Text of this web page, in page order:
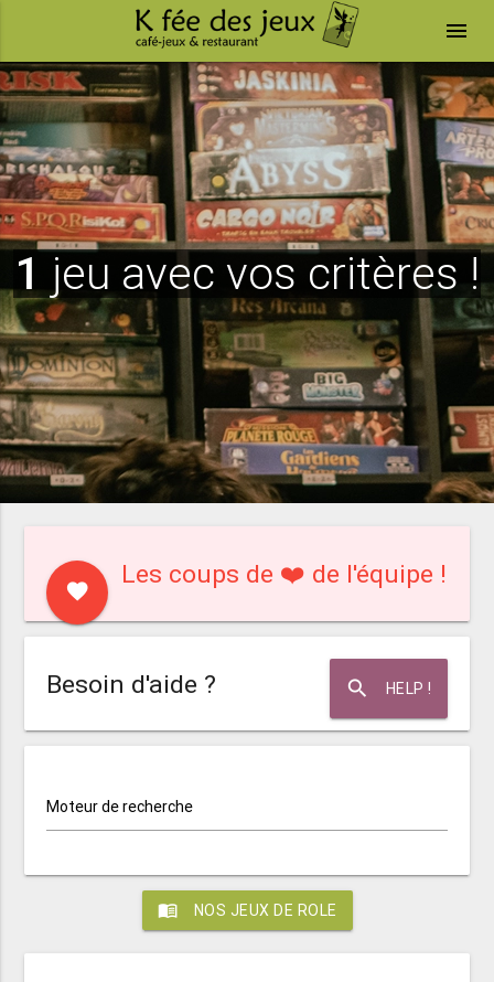
menu
1 jeu avec vos critères !
favorite
Les coups de ❤️ de l'équipe !
search HELP !
Besoin d'aide ?
Moteur de recherche
menu_book NOS JEUX DE ROLE